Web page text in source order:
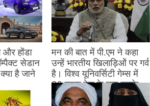
और होंडा
सेडान
है जाने
मन की बात में पी.एम ने कहा
उन्हें भारतीय खिलाड़िओं पर गर्व
है। विश्व यूनिवर्सिटी गेम्स में
26 पदक देश के नाम करके
उन्होंने देश का नाम रोशन किया